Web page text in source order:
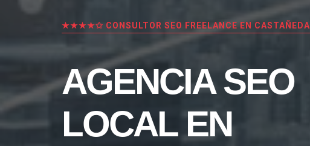
★★★★✩ CONSULTOR SEO FREELANCE EN CASTAÑEDA
AGENCIA SEO
LOCAL EN